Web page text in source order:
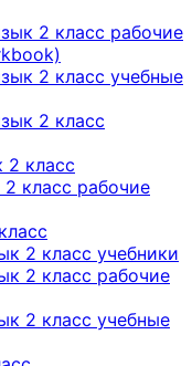
2 класс рабочие
2 класс учебные
2 класс
2 класс
класс рабочие
2 класс учебники
2 класс рабочие
2 класс учебные